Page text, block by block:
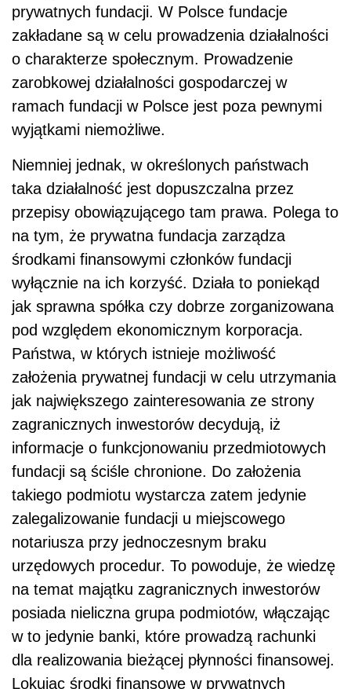
prywatnych fundacji. W Polsce fundacje
zakładane są w celu prowadzenia działalności
o charakterze społecznym. Prowadzenie
zarobkowej działalności gospodarczej w
ramach fundacji w Polsce jest poza pewnymi
wyjątkami niemożliwe.
Niemniej jednak, w określonych państwach
taka działalność jest dopuszczalna przez
przepisy obowiązującego tam prawa. Polega to
na tym, że prywatna fundacja zarządza
środkami finansowymi członków fundacji
wyłącznie na ich korzyść. Działa to poniekąd
jak sprawna spółka czy dobrze zorganizowana
pod względem ekonomicznym korporacja.
Państwa, w których istnieje możliwość
założenia prywatnej fundacji w celu utrzymania
jak największego zainteresowania ze strony
zagranicznych inwestorów decydują, iż
informacje o funkcjonowaniu przedmiotowych
fundacji są ściśle chronione. Do założenia
takiego podmiotu wystarcza zatem jedynie
zalegalizowanie fundacji u miejscowego
notariusza przy jednoczesnym braku
urzędowych procedur. To powoduje, że wiedzę
na temat majątku zagranicznych inwestorów
posiada nieliczna grupa podmiotów, włączając
w to jedynie banki, które prowadzą rachunki
dla realizowania bieżącej płynności finansowej.
Lokując środki finansowe w prywatnych